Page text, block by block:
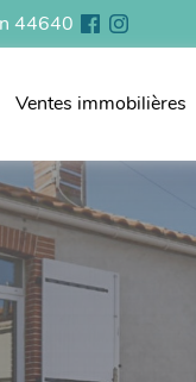
44640
Ventes immobilières